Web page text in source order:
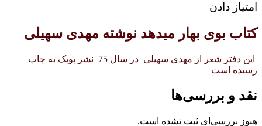
امتیاز دادن
کتاب بوی بهار میدهد نوشته مهدی سهیلی
این دفتر شعر از مهدی سهیلی در سال 75 نشر پوپک به چاپ
رسیده است
نقد و بررسی‌ها
هنوز بررسی‌ای ثبت نشده است.